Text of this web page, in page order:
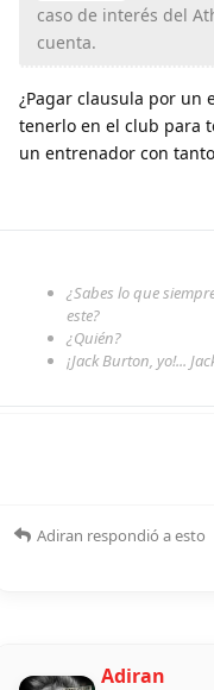
caso de interés del
cuenta.
¿Pagar clausula por un
tenerlo en el club para
un entrenador con
¿Sabes lo que
este?
¿Quién?
¡Jack Burton, yo!...
Adiran respondió a esto
Adiran